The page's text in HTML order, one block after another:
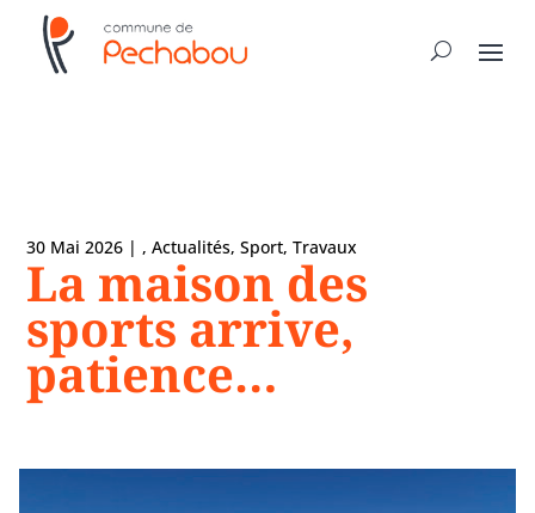
30 Mai 2026 | ,Actualités,Sport,Travaux
La maison des
sports arrive,
patience…